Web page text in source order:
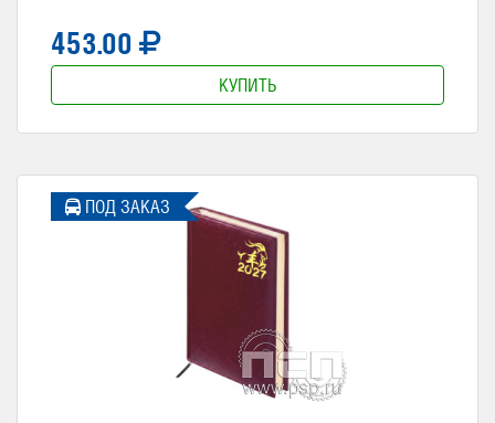
453.00
КУПИТЬ
ПОД ЗАКАЗ